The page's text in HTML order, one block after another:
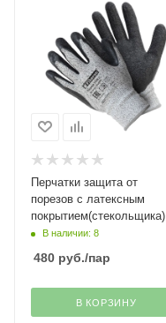
Перчатки защита от
порезов с латексным
покрытием(стекольщика)
Гранит Fiberon
В наличии: 8
480 руб./пар
В КОРЗИНУ